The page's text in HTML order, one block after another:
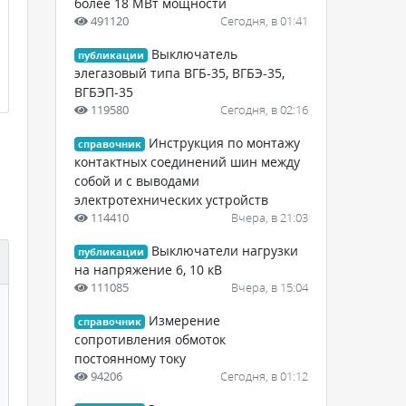
491120 Сегодня, в 01:41
публикации
Выключатель
элегазовый типа ВГБ-35, ВГБЭ-35,
ВГБЭП-35
119580 Сегодня, в 02:16
справочник
Инструкция по монтажу
контактных соединений шин между
собой и с выводами
электротехнических устройств
114410 Вчера, в 21:03
публикации
Выключатели нагрузки
на напряжение 6, 10 кВ
111085 Вчера, в 15:04
справочник
Измерение
сопротивления обмоток
постоянному току
94206 Сегодня, в 01:12